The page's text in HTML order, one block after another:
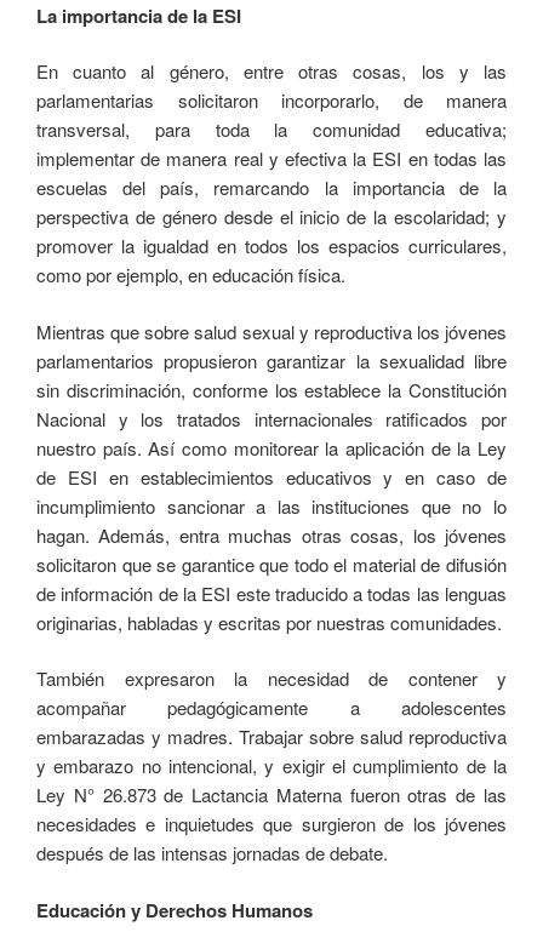
La importancia de la ESI
En cuanto al género, entre otras cosas, los y las
parlamentarias solicitaron incorporarlo, de manera
transversal, para toda la comunidad educativa;
implementar de manera real y efectiva la ESI en todas las
escuelas del país, remarcando la importancia de la
perspectiva de género desde el inicio de la escolaridad; y
promover la igualdad en todos los espacios curriculares,
como por ejemplo, en educación física.
Mientras que sobre salud sexual y reproductiva los jóvenes
parlamentarios propusieron garantizar la sexualidad libre
sin discriminación, conforme los establece la Constitución
Nacional y los tratados internacionales ratificados por
nuestro país. Así como monitorear la aplicación de la Ley
de ESI en establecimientos educativos y en caso de
incumplimiento sancionar a las instituciones que no lo
hagan. Además, entra muchas otras cosas, los jóvenes
solicitaron que se garantice que todo el material de difusión
de información de la ESI este traducido a todas las lenguas
originarias, habladas y escritas por nuestras comunidades.
También expresaron la necesidad de contener y
acompañar pedagógicamente a adolescentes
embarazadas y madres. Trabajar sobre salud reproductiva
y embarazo no intencional, y exigir el cumplimiento de la
Ley N° 26.873 de Lactancia Materna fueron otras de las
necesidades e inquietudes que surgieron de los jóvenes
después de las intensas jornadas de debate.
Educación y Derechos Humanos